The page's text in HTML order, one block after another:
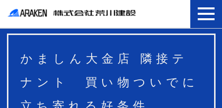
かましん大金店 隣接テ
ナント 買い物ついでに